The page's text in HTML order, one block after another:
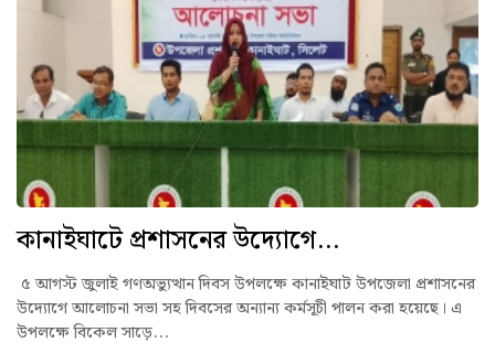
কানাইঘাটে প্রশাসনের উদ্যোগে...
৫ আগস্ট জুলাই গণঅভ্যুত্থান দিবস উপলক্ষে কানাইঘাট উপজেলা প্রশাসনের
উদ্যোগে আলোচনা সভা সহ দিবসের অন্যান্য কর্মসূচী পালন করা হয়েছে। এ
উপলক্ষে বিকেল সাড়ে...